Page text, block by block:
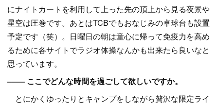
にナイトカートを利用して上った先の頂上から見る夜景や
星空は圧巻です。あとはTCBでもおなじみの卓球台も設置
予定です（笑）。日曜日の朝は童心に帰って免疫力を高め
るために各サイトでラジオ体操なんかも出来たら良いなと
思っています。
–––– ここでどんな時間を過ごして欲しいですか。
とにかくゆったりとキャンプをしながら贅沢な限定ライ